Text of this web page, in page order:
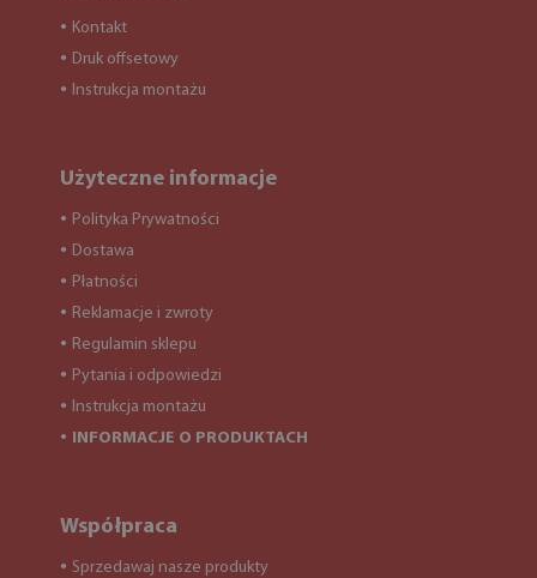
● Kontakt
● Druk offsetowy
● Instrukcja montażu
Użyteczne informacje
● Polityka Prywatności
● Dostawa
● Płatności
● Reklamacje i zwroty
● Regulamin sklepu
● Pytania i odpowiedzi
● Instrukcja montażu
● INFORMACJE O PRODUKTACH
Współpraca
● Sprzedawaj nasze produkty